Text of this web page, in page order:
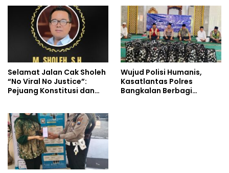
Selamat Jalan Cak Sholeh
“No Viral No Justice”:
Pejuang Konstitusi dan
Wujud Polisi Humanis,
Kasatlantas Polres
Bangkalan Berbagi